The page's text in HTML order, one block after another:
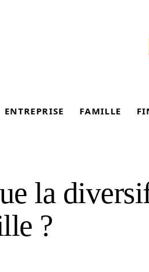
ENTREPRISE FAMILLE
la
?